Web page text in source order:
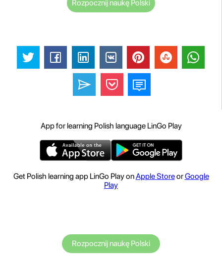
Rozpocznij naukę Polski
App for learning Polish language LinGo Play
Get Polish learning app LinGo Play onApple StoreorGoogle
Play
Rozpocznij naukę Polski